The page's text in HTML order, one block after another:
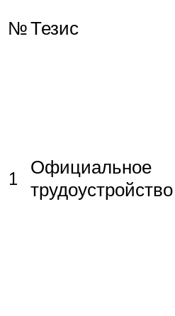
№Тезис
1
Официальное
трудоустройство